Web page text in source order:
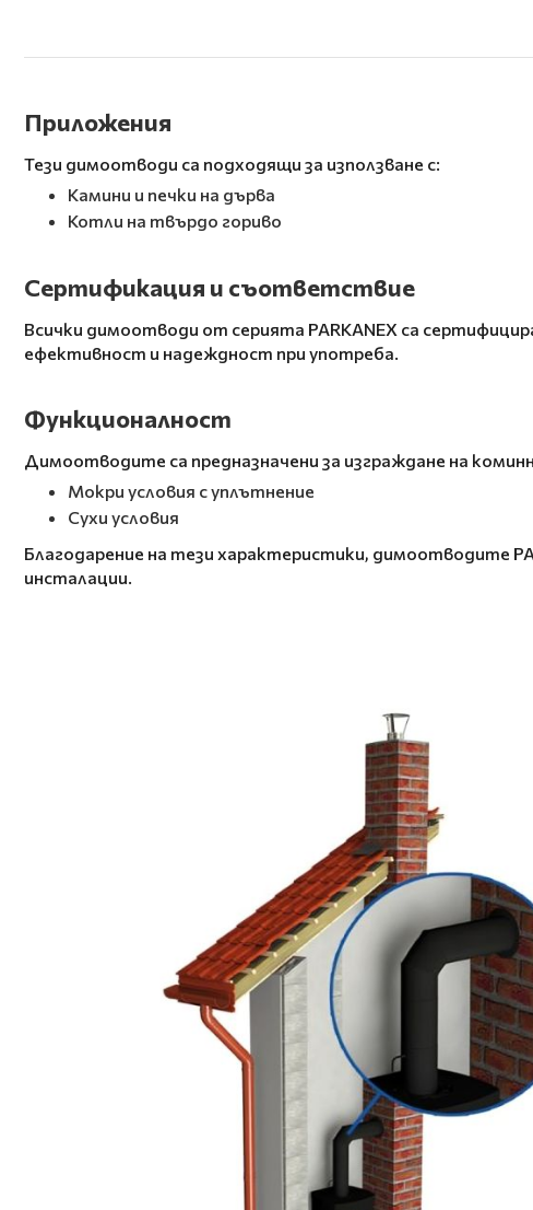
Приложения
Тези димоотводи са подходящи за използване с:
Камини и печки на дърва
Котли на твърдо гориво
Сертификация и съответствие
Всички димоотводи от серията PARKANEX са
ефективност и надеждност при употреба.
Функционалност
Димоотводите са предназначени за изграждане на
Мокри условия с уплътнение
Сухи условия
Благодарение на тези характеристики, димоотводите
инсталации.